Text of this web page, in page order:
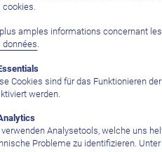
cookies.
amples informations concernant
données
Cookies sind für das Funktionieren
werden.
verwenden Analysetools, welche uns
Probleme zu identifizieren.